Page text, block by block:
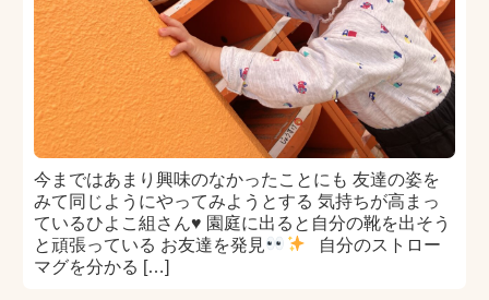
今まではあまり興味のなかったことにも 友達の姿を
みて同じようにやってみようとする 気持ちが高まっ
ているひよこ組さん♥ 園庭に出ると自分の靴を出そう
と頑張っている お友達を発見
自分のストロー
マグを分かる […]